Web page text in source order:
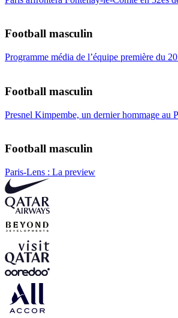
Football masculin
Programme média de l’équipe première du
Football masculin
Presnel Kimpembe, un dernier hommage au
Football masculin
Paris-Lens : La preview